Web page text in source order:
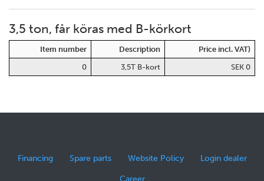
3,5 ton, får köras med B-körkort
Item number Description
Price incl. VAT)
0
3,5T B-kort SEK 0
Financing Spare parts Website Policy Login dealer
Career